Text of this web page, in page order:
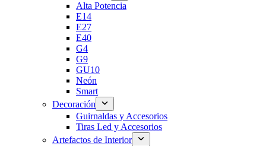
Alta Potencia
E14
E27
E40
G4
G9
GU10
Neón
Smart
Decoración
Guirnaldas y Accesorios
Tiras Led y Accesorios
Artefactos de Interior